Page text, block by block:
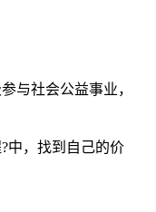
与社会公益事业，
中，找到自己的价